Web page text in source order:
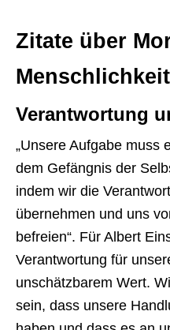
Zitate über
Menschlichkeit
Verantwortung
„Unsere Aufgabe muss
dem Gefängnis der
indem wir die
übernehmen und uns
befreien“. Für Albert
Verantwortung für
unschätzbarem Wert.
sein, dass unsere